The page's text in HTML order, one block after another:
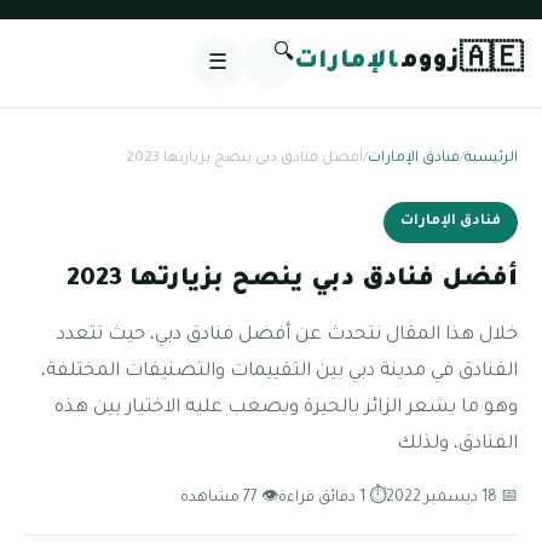
🇦🇪زوومالإمارات🔍
☰
الرئيسية/فنادق الإمارات/أفضل فنادق دبي ينصح بزيارتها 2023
فنادق الإمارات
أفضل فنادق دبي ينصح بزيارتها 2023
خلال هذا المقال نتحدث عن أفضل فنادق دبي، حيث تتعدد
الفنادق في مدينة دبي بين التقييمات والتصنيفات المختلفة،
وهو ما يشعر الزائر بالحيرة ويصعب عليه الاختيار بين هذه
الفنادق، ولذلك
📅 18 ديسمبر 2022 ⏱ 1 دقائق قراءة 👁 77 مشاهدة